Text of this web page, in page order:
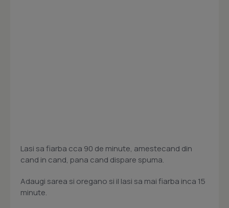
Lasi sa fiarba cca 90 de minute, amestecand din
cand in cand, pana cand dispare spuma.
Adaugi sarea si oregano si il lasi sa mai fiarba inca 15
minute.